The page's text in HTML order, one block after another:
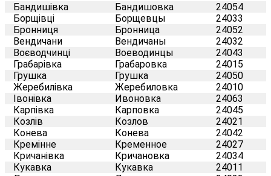
Бандишівка Бандишовка
24054
Борщівці
Борщевцы
24033
Бронниця
Бронница
24052
Вендичани
Вендичаны
24032
Воєводчинці
Воеводинцы
24043
Грабарівка
Грабаровка
24015
Грушка
Грушка
24050
Жеребилівка
Жеребиловка
24010
Івонівка
Ивоновка
24063
Карпівка
Карповка
24045
Козлів
Козлов
24021
Конева
Конева
24042
Кремінне
Кременное
24027
Кричанівка
Кричановка
24034
Кукавка
Кукавка
24011